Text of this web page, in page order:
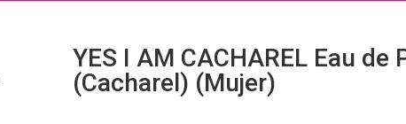
YES I AM CACHAREL Eau de
(Cacharel) (Mujer)